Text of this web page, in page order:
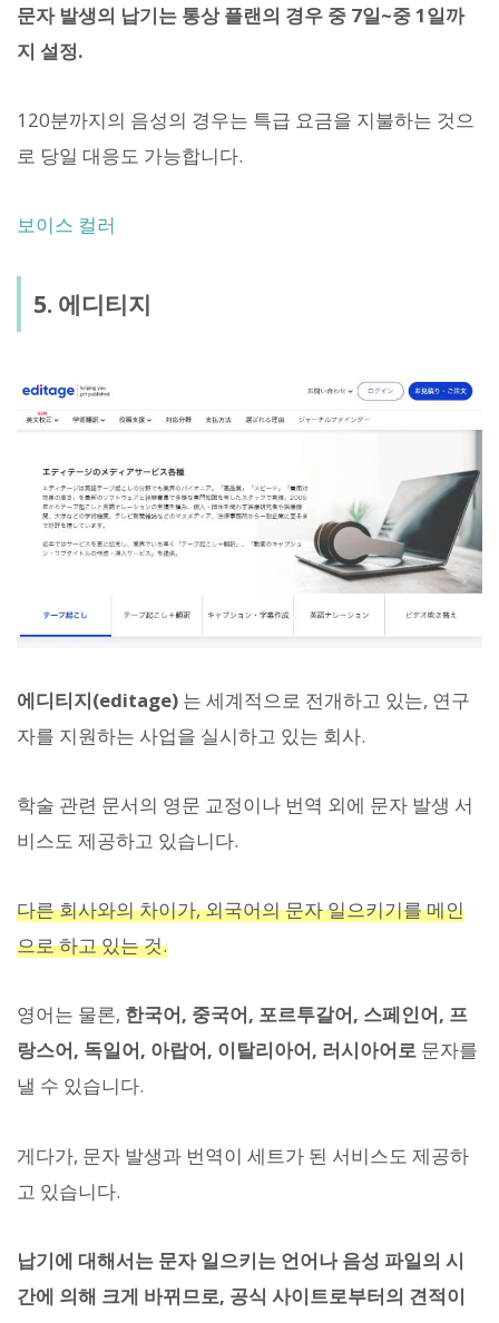
문자 발생의 납기는 통상 플랜의 경우 중 7일~중 1일까
지 설정.
120분까지의 음성의 경우는 특급 요금을 지불하는 것으
로 당일 대응도 가능합니다.
보이스 컬러
5. 에디티지
에디티지(editage) 는 세계적으로 전개하고 있는, 연구
자를 지원하는 사업을 실시하고 있는 회사.
학술 관련 문서의 영문 교정이나 번역 외에 문자 발생 서
비스도 제공하고 있습니다.
다른 회사와의 차이가, 외국어의 문자 일으키기를 메인
으로 하고 있는 것.
영어는 물론, 한국어, 중국어, 포르투갈어, 스페인어, 프
랑스어, 독일어, 아랍어, 이탈리아어, 러시아어로 문자를
낼 수 있습니다.
게다가, 문자 발생과 번역이 세트가 된 서비스도 제공하
고 있습니다.
납기에 대해서는 문자 일으키는 언어나 음성 파일의 시
간에 의해 크게 바뀌므로, 공식 사이트로부터의 견적이